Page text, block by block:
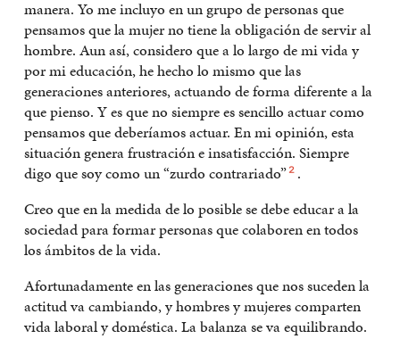
manera. Yo me incluyo en un grupo de personas que
pensamos que la mujer no tiene la obligación de servir al
hombre. Aun así, considero que a lo largo de mi vida y
por mi educación, he hecho lo mismo que las
generaciones anteriores, actuando de forma diferente a la
que pienso. Y es que no siempre es sencillo actuar como
pensamos que deberíamos actuar. En mi opinión, esta
situación genera frustración e insatisfacción. Siempre
digo que soy como un “zurdo contrariado”2 .
Creo que en la medida de lo posible se debe educar a la
sociedad para formar personas que colaboren en todos
los ámbitos de la vida.
Afortunadamente en las generaciones que nos suceden la
actitud va cambiando, y hombres y mujeres comparten
vida laboral y doméstica. La balanza se va equilibrando.